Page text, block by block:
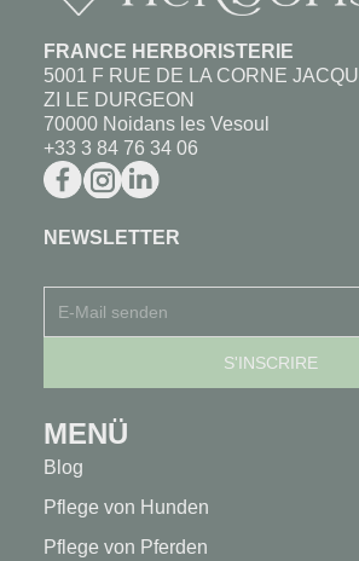
FRANCE HERBORISTERIE
5001 F RUE DE LA CORNE
ZI LE DURGEON
70000 Noidans les Vesoul
+33 3 84 76 34 06
NEWSLETTER
MENÜ
Blog
Pflege von Hunden
Pflege von Pferden